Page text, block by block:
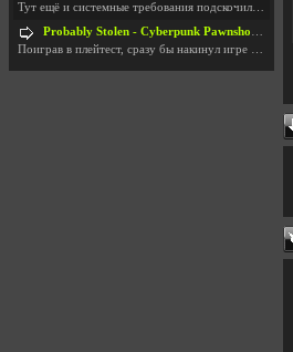
Тут ещё и системные требования подскочили. Если не
Probably Stolen - Cyberpunk Pawnshop Simulator v048c [Playtest]
Поиграв в плейтест, сразу бы накинул игре наивысши